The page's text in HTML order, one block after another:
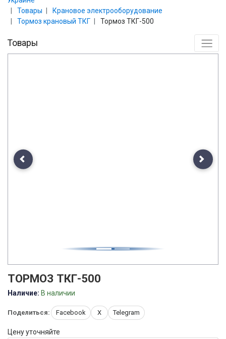
Товары
Крановое электрооборудование
Тормоз крановый ТКГ
Тормоз ТКГ-500
Товары
Previous Next
ТОРМОЗ ТКГ-500
Наличие: В наличии
Поделиться: Facebook X Telegram
Цену уточняйте